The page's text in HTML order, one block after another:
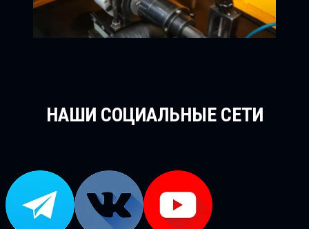
НАШИ СОЦИАЛЬНЫЕ СЕТИ